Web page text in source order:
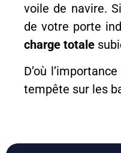
voile de navire.
de votre porte
charge totale
D’où
tempête sur les